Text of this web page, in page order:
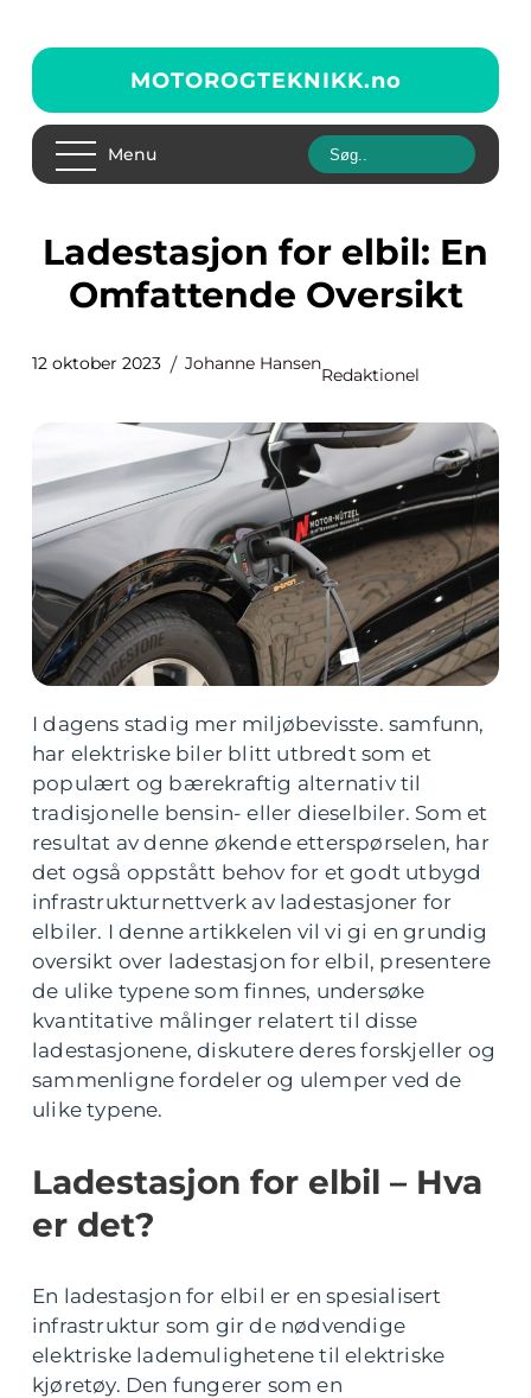
MOTOROGTEKNIKK.no
Menu
Ladestasjon for elbil: En
Omfattende Oversikt
12 oktober 2023 Johanne Hansen
Redaktionel
I dagens stadig mer miljøbevisste. samfunn,
har elektriske biler blitt utbredt som et
populært og bærekraftig alternativ til
tradisjonelle bensin- eller dieselbiler. Som et
resultat av denne økende etterspørselen, har
det også oppstått behov for et godt utbygd
infrastrukturnettverk av ladestasjoner for
elbiler. I denne artikkelen vil vi gi en grundig
oversikt over ladestasjon for elbil, presentere
de ulike typene som finnes, undersøke
kvantitative målinger relatert til disse
ladestasjonene, diskutere deres forskjeller og
sammenligne fordeler og ulemper ved de
ulike typene.
Ladestasjon for elbil – Hva
er det?
En ladestasjon for elbil er en spesialisert
infrastruktur som gir de nødvendige
elektriske lademulighetene til elektriske
kjøretøy. Den fungerer som en